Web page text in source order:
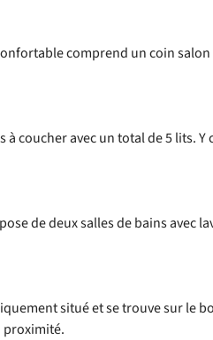
comprend un coin
à coucher avec un total de 5 lits.
de deux salles de bains avec
situé et se trouve sur le
proximité.